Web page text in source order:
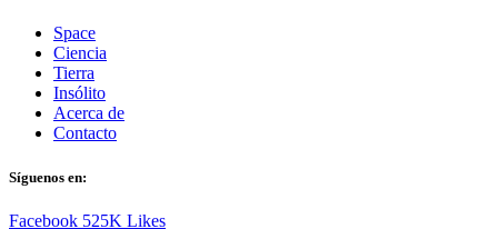
Space
Ciencia
Tierra
Insólito
Acerca de
Contacto
Síguenos en:
Facebook 525K Likes